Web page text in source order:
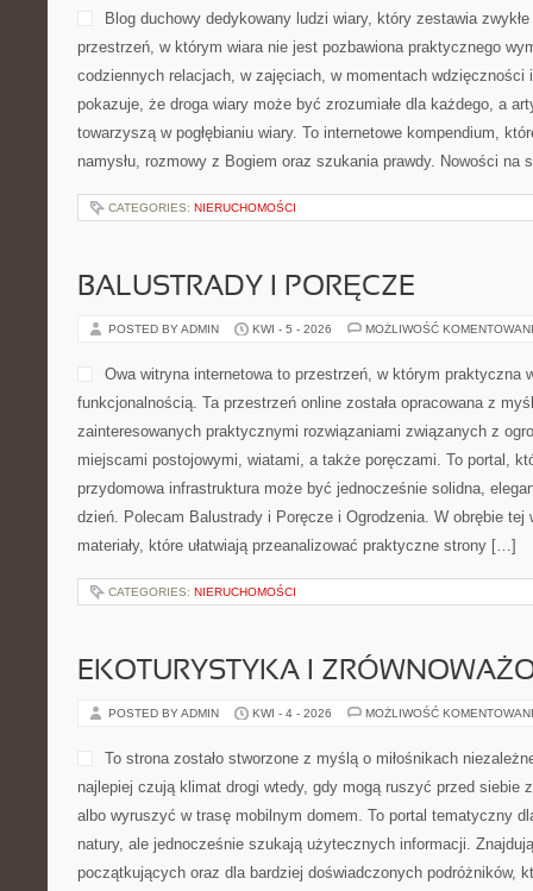
Blog duchowy dedykowany ludzi wiary, który zestawia
przestrzeń, w którym wiara nie jest pozbawiona praktycznego
codziennych relacjach, w zajęciach, w momentach wdzięczności
pokazuje, że droga wiary może być zrozumiałe dla każdego, a
towarzyszą w pogłębianiu wiary. To internetowe kompendium,
namysłu, rozmowy z Bogiem oraz szukania prawdy. Nowości na
CATEGORIES: NIERUCHOMOŚCI
BALUSTRADY I PORĘCZE
POSTED BY ADMIN KWI - 5 - 2026 MOŻLIWOŚĆ
Owa witryna internetowa to przestrzeń, w którym praktyczna
funkcjonalnością. Ta przestrzeń online została opracowana z
zainteresowanych praktycznymi rozwiązaniami związanych z
miejscami postojowymi, wiatami, a także poręczami. To portal,
przydomowa infrastruktura może być jednocześnie solidna,
dzień. Polecam Balustrady i Poręcze i Ogrodzenia. W obrębie tej
materiały, które ułatwiają przeanalizować praktyczne strony […]
CATEGORIES: NIERUCHOMOŚCI
EKOTURYSTYKA I
POSTED BY ADMIN KWI - 4 - 2026 MOŻLIWOŚĆ
To strona zostało stworzone z myślą o miłośnikach
najlepiej czują klimat drogi wtedy, gdy mogą ruszyć przed siebie
albo wyruszyć w trasę mobilnym domem. To portal tematyczny
natury, ale jednocześnie szukają użytecznych informacji.
początkujących oraz dla bardziej doświadczonych podróżników,